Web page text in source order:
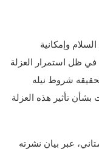
وإمكانية
في ظل استمرار العزلة
شروط نيله
تأثير هذه العزلة
عبر بيان نشرته